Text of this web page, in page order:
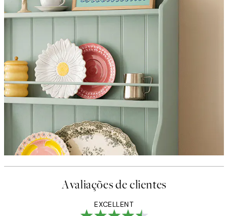
Avaliações de clientes
EXCELLENT